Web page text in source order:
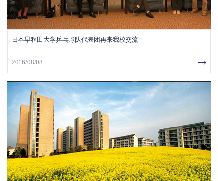
日本早稻田大学乒乓球队代表团再来我校交流
2016/08/08